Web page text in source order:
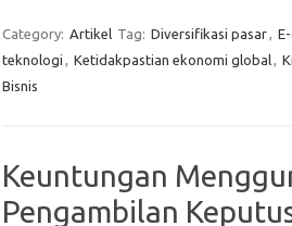
Category: Artikel Tag: Diversifikasi pasar,
teknologi , Ketidakpastian ekonomi global,
Bisnis
Keuntungan
Pengambilan